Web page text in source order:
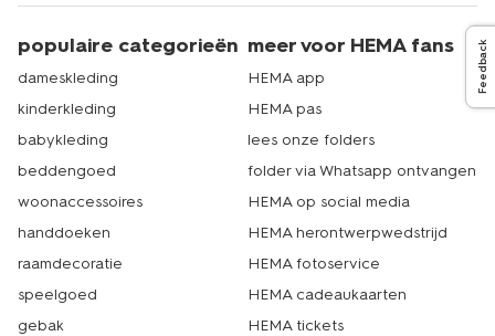
Feedback
populaire categorieën
dameskleding
kinderkleding
babykleding
beddengoed
woonaccessoires
handdoeken
raamdecoratie
speelgoed
gebak
meer voor HEMA fans
HEMA app
HEMA pas
lees onze folders
folder via Whatsapp ontvangen
HEMA op social media
HEMA herontwerpwedstrijd
HEMA fotoservice
HEMA cadeaukaarten
HEMA tickets